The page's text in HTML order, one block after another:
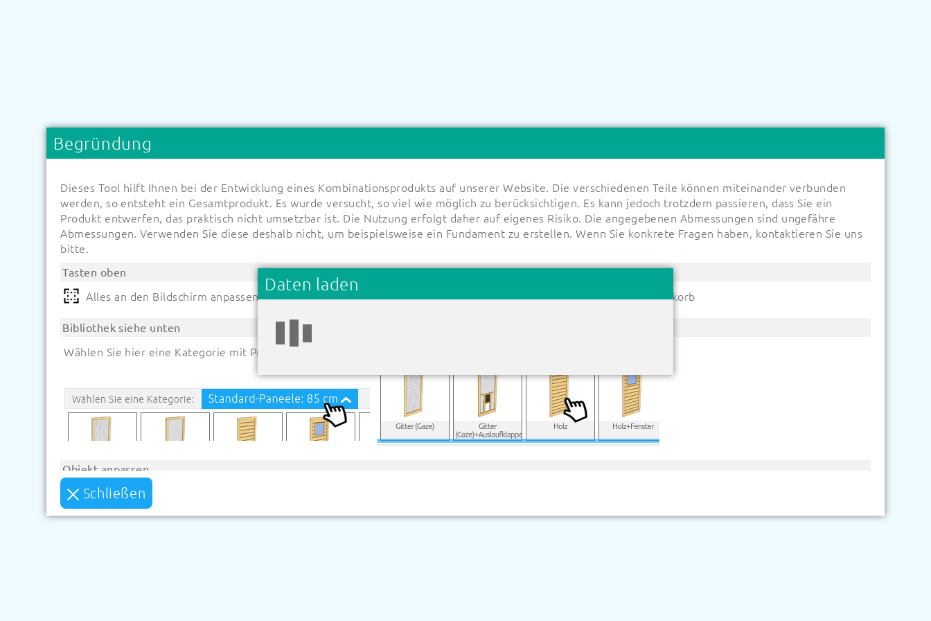
Begründung
Dieses Tool hilft Ihnen bei der Entwicklung eines Kombinationsprodukts auf unserer Website. Die verschiedenen Teile können miteinander verbunden
werden, so entsteht ein Gesamtprodukt. Es wurde versucht, so viel wie möglich zu berücksichtigen. Es kann jedoch trotzdem passieren, dass Sie ein
Produkt entwerfen, das praktisch nicht umsetzbar ist. Die Nutzung erfolgt daher auf eigenes Risiko. Die angegebenen Abmessungen sind ungefähre
Abmessungen. Verwenden Sie diese deshalb nicht, um beispielsweise ein Fundament zu erstellen. Wenn Sie konkrete Fragen haben, kontaktieren Sie uns
bitte.
Tasten oben
Alles an den Bildschirm anpassen Speichern Sie Ihren Entwurf Preis berechnen/Füllen Sie Ihren Warenkorb
Bibliothek siehe unten
Wählen Sie hier eine Kategorie mit Produkten:
Objekt anpassen
Klicken Sie auf ein Objekt, um es anzupassen. Sie können es ziehen und mit anderen Objekten verbinden. Sie können auch die folgenden Tools verwenden:
Objekt um 90 Grad rotieren
Objekt entfernen
Schließen
Daten laden